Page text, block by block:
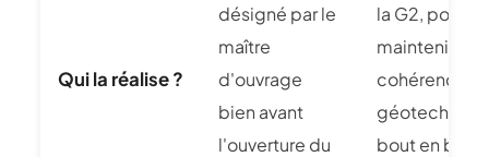
Qui la réalise ?
désigné par le
maître
d'ouvrage
bien avant
l'ouverture du
la G2, pour
maintenir la
cohérence
bout en bout